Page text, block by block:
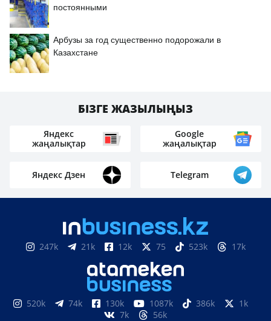
постоянными
Арбузы за год существенно подорожали в
Казахстане
БІЗГЕ ЖАЗЫЛЫҢЫЗ
Яндекс
жаңалықтар
Google
жаңалықтар
Яндекс Дзен Telegram
247k 21k 12k 75 523k 17k
520k 74k 130k 1087k 386k
1k
7k
56k